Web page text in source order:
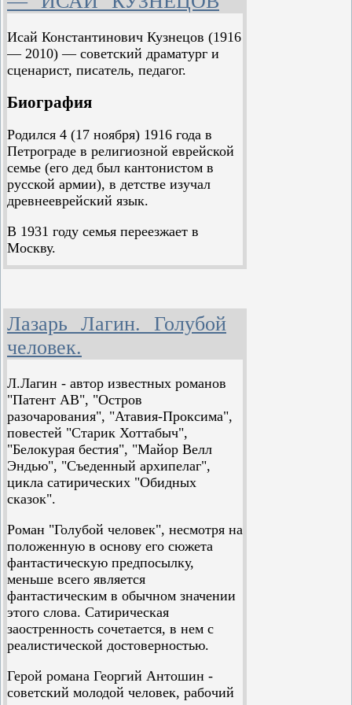
- Чья спортивная площадка?
Кто играет в баскетбол?
- Проводник ответил кратко
Тем же словом: - Комсомол.
Молодым везде у нас дорога
Исай Константинович Кузнецов (1916
— 2010) — советский драматург и
сценарист, писатель, педагог.
Биография
Родился 4 (17 ноября) 1916 года в
Петрограде в религиозной еврейской
семье (его дед был кантонистом в
русской армии), в детстве изучал
древнееврейский язык.
В 1931 году семья переезжает в
Москву.
В 1941 году окончил студию Театра
рабочей молодежи при заводе (ТРаМ
электриков), руководимого
Валентином Плучеком; в 1939 году
вместе с Зиновием Гердтом,
товарищем по ФЗУ и ТРАМу, стал
актёром так называемой
«Арбузовской студии» под
руководством Алексея Арбузова и
Плучека.
Первую пьесу «Дуэль» написал в
соавторстве со студийцами
Александром Галичем (тогда
Гинзбург) и Всеволодом Багрицким.
Пьеса репетировалась в студии
вплоть до начала Великой
Отечественной войны.
Как и многие студийцы, Исай
Кузнецов ушёл на фронт, воевал на
Ленинградском, затем на Первом
Украинском фронте в составе 11-й
понтонно-мостовой бригады, дошёл
до Дрездена. Служил в должности
Лазарь Лагин. Голубой
человек.
Л.Лагин - автор известных романов
"Патент АВ", "Остров
разочарования", "Атавия-Проксима",
повестей "Старик Хоттабыч",
"Белокурая бестия", "Майор Велл
Эндью", "Съеденный архипелаг",
цикла сатирических "Обидных
сказок".
Роман "Голубой человек", несмотря на
положенную в основу его сюжета
фантастическую предпосылку,
меньше всего является
фантастическим в обычном значении
этого слова. Сатирическая
заостренность сочетается, в нем с
реалистической достоверностью.
Герой романа Георгий Антошин -
советский молодой человек, рабочий